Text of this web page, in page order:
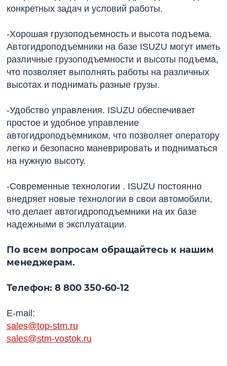
конкретных задач и условий работы.
-Хорошая грузоподъемность и высота подъема.
Автогидроподъемники на базе ISUZU могут иметь
различные грузоподъемности и высоты подъема,
что позволяет выполнять работы на различных
высотах и поднимать разные грузы.
-Удобство управления. ISUZU обеспечивает
простое и удобное управление
автогидроподъемником, что позволяет оператору
легко и безопасно маневрировать и подниматься
на нужную высоту.
-Современные технологии . ISUZU постоянно
внедряет новые технологии в свои автомобили,
что делает автогидроподъемники на их базе
надежными в эксплуатации.
По всем вопросам обращайтесь к нашим
менеджерам.
Телефон: 8 800 350-60-12
E-mail:
sales@top-stm.ru
sales@stm-vostok.ru